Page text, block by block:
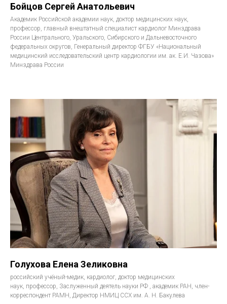
Бойцов Сергей Анатольевич
Академик Российской академии наук, доктор медицинских наук,
профессор, главный внештатный специалист кардиолог Минздрава
России Центрального, Уральского, Сибирского и Дальневосточного
федеральных округов, Генеральный директор ФГБУ «Национальный
медицинский исследовательский центр кардиологии им. ак. Е.И. Чазова»
Минздрава России
Голухова Елена Зеликовна
российский учёный-медик, кардиолог, доктор медицинских
наук, профессор, Заслуженный деятель науки РФ , академик РАН, член-
корреспондент РАМН, Директор НМИЦ ССХ им. А. Н. Бакулева